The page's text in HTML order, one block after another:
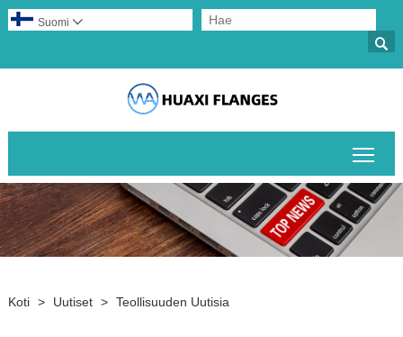

Suomi 
Koti > Uutiset > Teollisuuden Uutisia